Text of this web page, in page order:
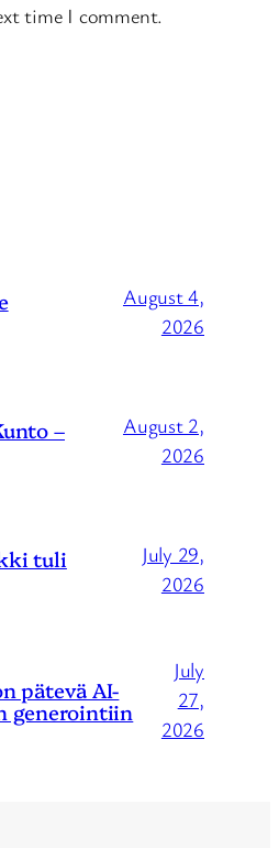
time I comment.
August 4,
2026
–
August 2,
2026
tuli
July 29,
2026
pätevä AI-
generointiin
July
27,
2026